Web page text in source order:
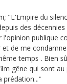
"L'Empire du
des
publique
et de me
temps . Bien
gêne qui sont au
prédation..."